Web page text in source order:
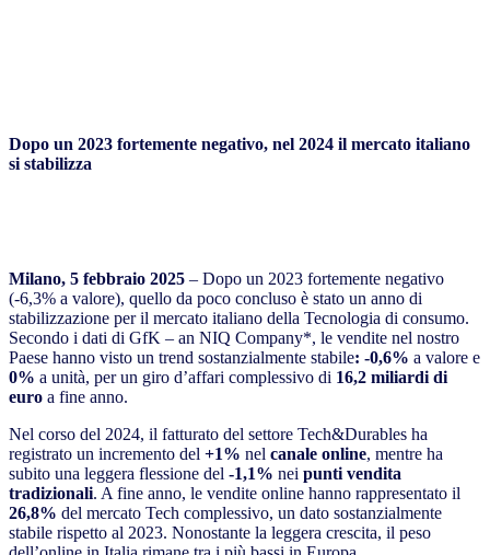
Dopo un 2023 fortemente negativo, nel 2024 il mercato italiano
si stabilizza
Milano, 5 febbraio 2025 – Dopo un 2023 fortemente negativo
(-6,3% a valore), quello da poco concluso è stato un anno di
stabilizzazione per il mercato italiano della Tecnologia di consumo.
Secondo i dati di GfK – an NIQ Company*, le vendite nel nostro
Paese hanno visto un trend sostanzialmente stabile: -0,6% a valore e
0% a unità, per un giro d’affari complessivo di 16,2 miliardi di
euro a fine anno.
Nel corso del 2024, il fatturato del settore Tech&Durables ha
registrato un incremento del +1% nel canale online, mentre ha
subito una leggera flessione del -1,1% nei punti vendita
tradizionali. A fine anno, le vendite online hanno rappresentato il
26,8% del mercato Tech complessivo, un dato sostanzialmente
stabile rispetto al 2023. Nonostante la leggera crescita, il peso